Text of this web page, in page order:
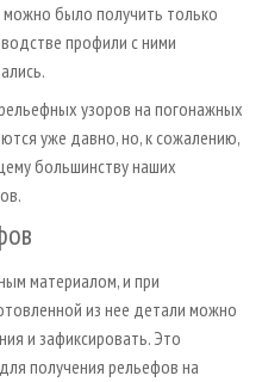
было получить только
профили с ними
узоров на погонажных
уже давно, но, к сожалению,
большинству наших
материалом, и при
из нее детали можно
и зафиксировать. Это
получения рельефов на